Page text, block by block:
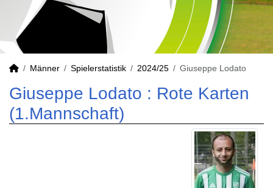
Männer Spielerstatistik 2024/25 Giuseppe Lodato
Giuseppe Lodato : Rote Karten
(1.Mannschaft)